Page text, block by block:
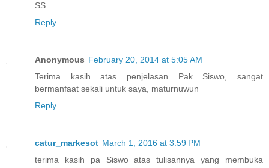
SS
Reply
Anonymous February 20, 2014 at 5:05 AM
Terima kasih atas penjelasan Pak Siswo, sangat
bermanfaat sekali untuk saya, maturnuwun
Reply
catur_markesot March 1, 2016 at 3:59 PM
terima kasih pa Siswo atas tulisannya yang membuka